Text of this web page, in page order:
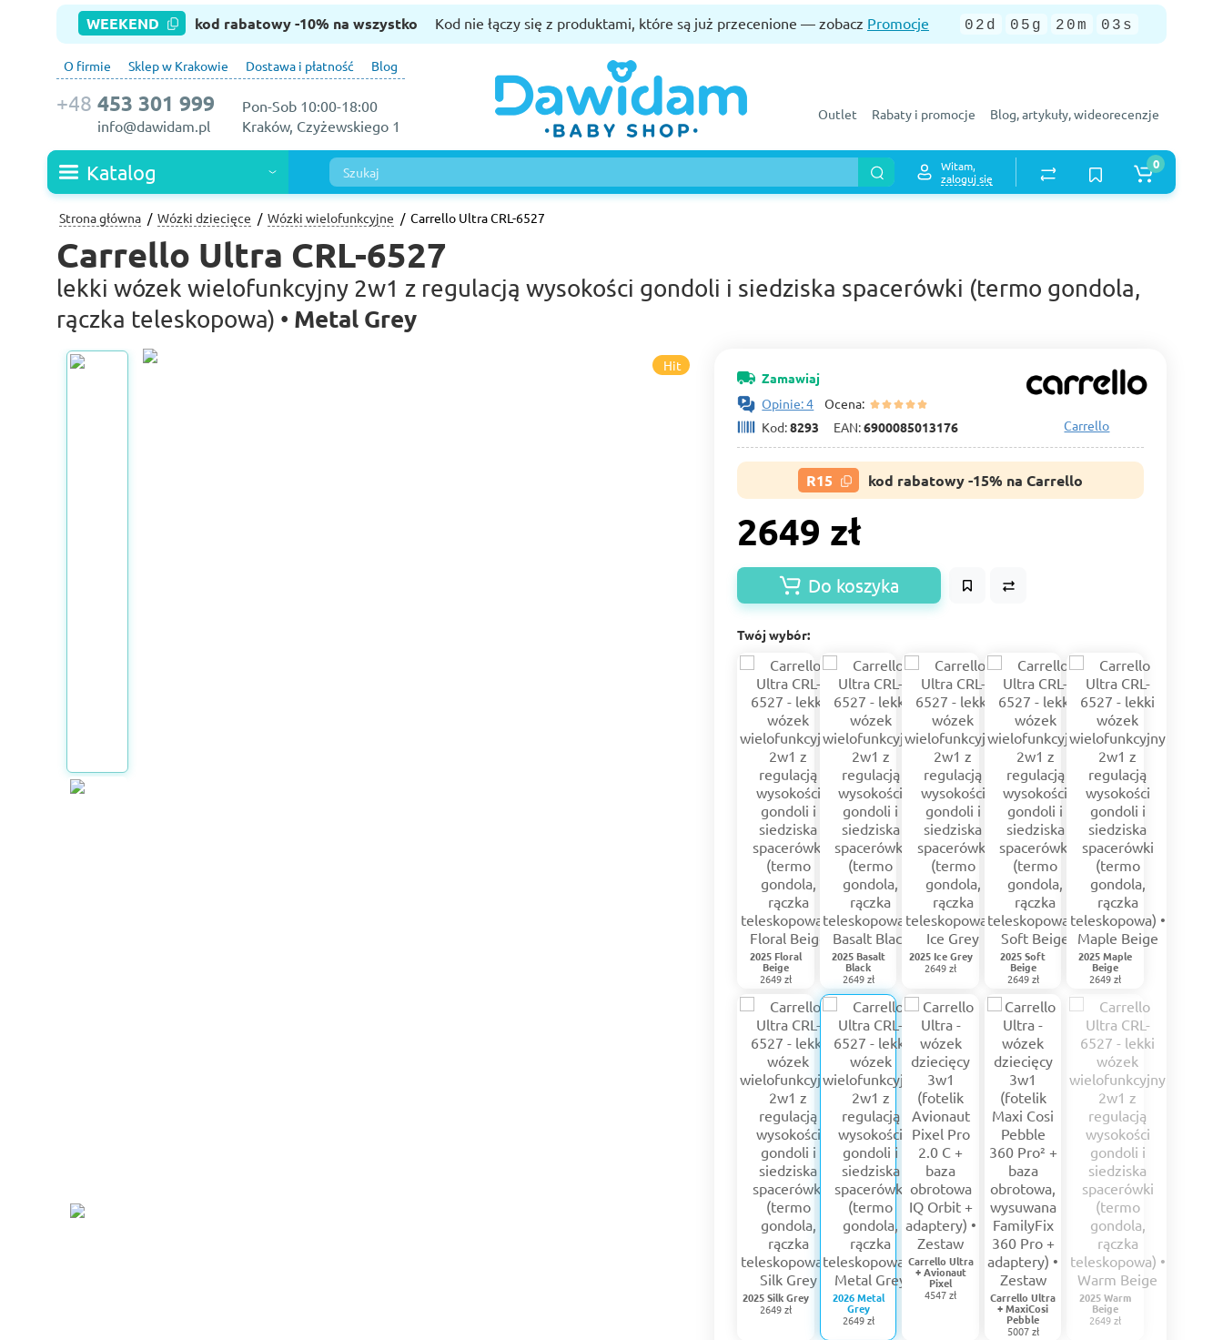
WEEKEND kod rabatowy -10% na wszystko Kod nie łączy się z produktami, które są już przecenione — zobacz Promocje 02d 05g 20m 02s
O firmie Sklep w Krakowie Dostawa i płatność Blog
Pon-Sob 10:00-18:00
Kraków, Czyżewskiego 1
+48 453 301 999
info@dawidam.pl
Outlet Rabaty i promocje Blog, artykuły, wideorecenzje
Katalog
Witam,
zaloguj się
0
Strona główna Wózki dziecięce Wózki wielofunkcyjne Carrello Ultra CRL-6527
Carrello Ultra CRL-6527
lekki wózek wielofunkcyjny 2w1 z regulacją wysokości gondoli i siedziska spacerówki (termo gondola,
rączka teleskopowa) • Metal Grey
Hit
Zamawiaj
Opinie: 4 Ocena:
Kod:8293 EAN:6900085013176 Carrello
R15 kod rabatowy -15% na Carrello
2649 zł
Do koszyka
Twój wybór:
2025 Floral
Beige
2649 zł
2025 Basalt
Black
2649 zł
2025 Ice Grey
2649 zł
2025 Soft
Beige
2649 zł
2025 Warm
Beige
2649 zł
2025 Maple
Beige
2649 zł
2025 Silk Grey
2649 zł
2026 Metal
Grey
2649 zł
Carrello Ultra
+ Avionaut
Pixel
4547 zł
Carrello Ultra
+ MaxiCosi
Pebble
5007 zł